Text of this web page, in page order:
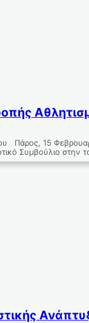
Πάρος, 15
Συμβούλιο στην